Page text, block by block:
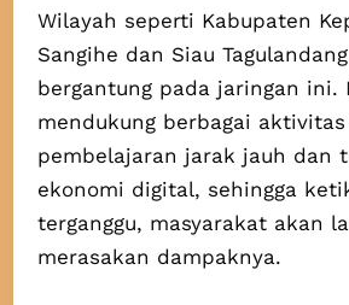
Wilayah seperti Kabupaten
Sangihe dan Siau
bergantung pada jaringan ini.
mendukung berbagai
pembelajaran jarak jauh dan
ekonomi digital, sehingga
terganggu, masyarakat akan
merasakan dampaknya.